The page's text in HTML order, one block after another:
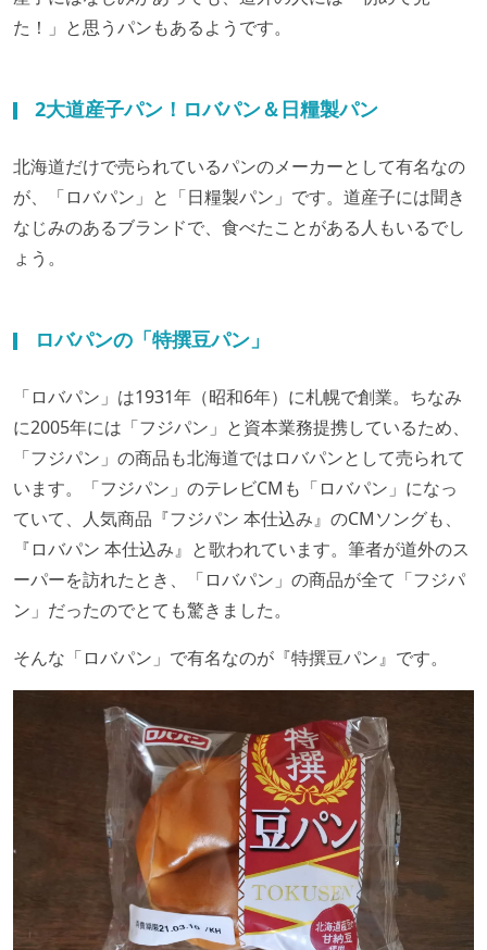
た！」と思うパンもあるようです。
2大道産子パン！ロバパン＆日糧製パン
北海道だけで売られているパンのメーカーとして有名なの
が、「ロバパン」と「日糧製パン」です。道産子には聞き
なじみのあるブランドで、食べたことがある人もいるでし
ょう。
ロバパンの「特撰豆パン」
「ロバパン」は1931年（昭和6年）に札幌で創業。ちなみ
に2005年には「フジパン」と資本業務提携しているため、
「フジパン」の商品も北海道ではロバパンとして売られて
います。「フジパン」のテレビCMも「ロバパン」になっ
ていて、人気商品『フジパン 本仕込み』のCMソングも、
『ロバパン 本仕込み』と歌われています。筆者が道外のス
ーパーを訪れたとき、「ロバパン」の商品が全て「フジパ
ン」だったのでとても驚きました。
そんな「ロバパン」で有名なのが『特撰豆パン』です。